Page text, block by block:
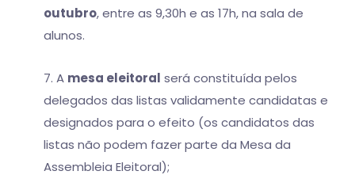
outubro, entre as 9,30h e as 17h, na sala de
alunos.
7. A mesa eleitoral será constituída pelos
delegados das listas validamente candidatas e
designados para o efeito (os candidatos das
listas não podem fazer parte da Mesa da
Assembleia Eleitoral);